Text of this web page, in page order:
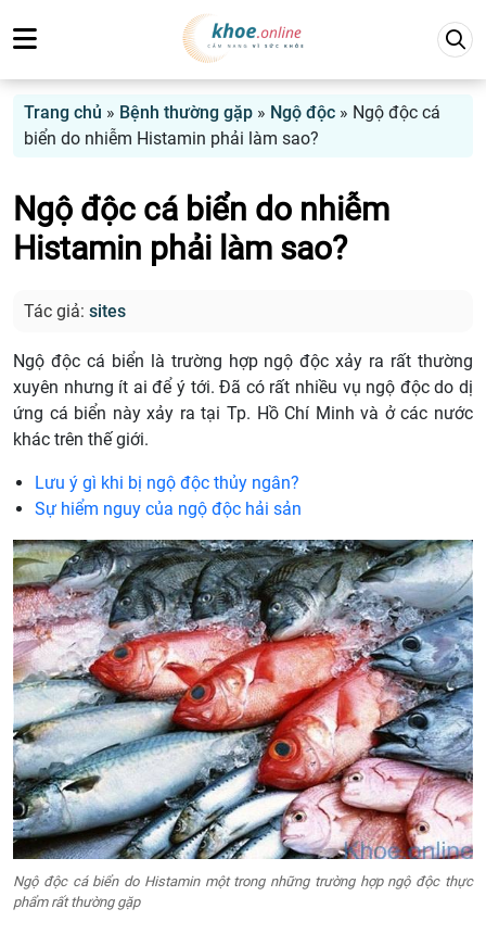
Trang chủ » Bệnh thường gặp » Ngộ độc » Ngộ độc cá
biển do nhiễm Histamin phải làm sao?
Ngộ độc cá biển do nhiễm
Histamin phải làm sao?
Tác giả: sites
Ngộ độc cá biển là trường hợp ngộ độc xảy ra rất thường
xuyên nhưng ít ai để ý tới. Đã có rất nhiều vụ ngộ độc do dị
ứng cá biển này xảy ra tại Tp. Hồ Chí Minh và ở các nước
khác trên thế giới.
Lưu ý gì khi bị ngộ độc thủy ngân?
Sự hiểm nguy của ngộ độc hải sản
Ngộ độc cá biển do Histamin một trong những trường hợp ngộ độc thực
phẩm rất thường gặp